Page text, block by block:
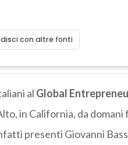
con altre fonti
al Global
in California, da
presenti Giovanni